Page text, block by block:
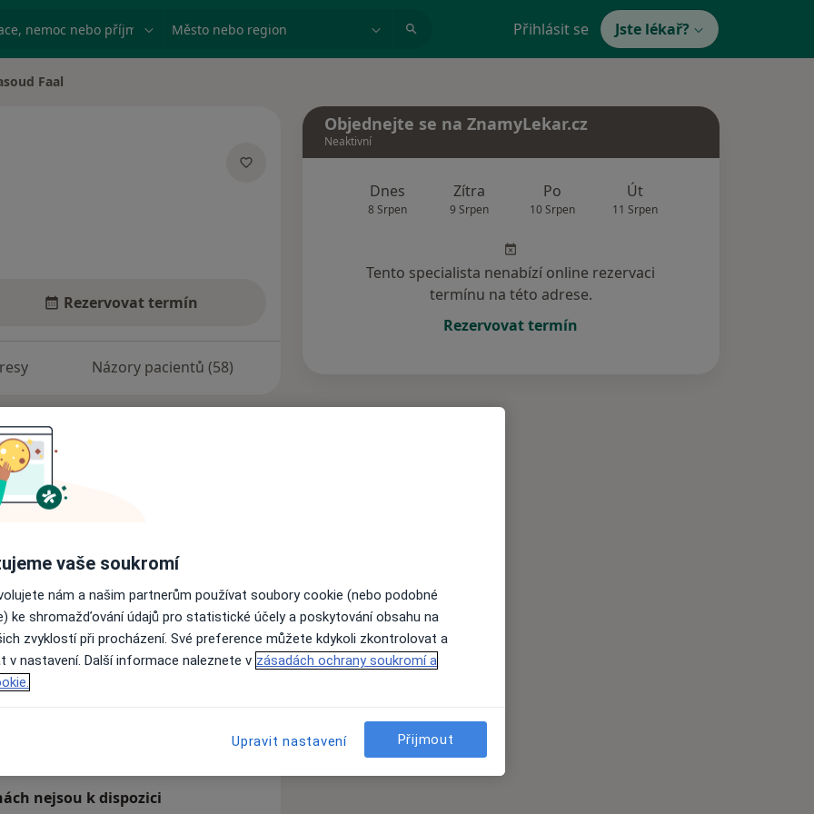
nemoc nebo příjmení Město nebo region Přihlásit se Jste lékař?
Faal
Rezervovat termín
Názory pacientů (58)
v Praze v roce 2003.
Velká Británie.
Hospital, Londýn, Velká Británie.
v Anglii jako všeobecný praktický
Clinic, Georgia, USA
nejsou k dispozici
Objednejte se na ZnamyLekar.cz
Neaktivní
Dnes
8 Srpen
Zítra
9 Srpen
Po
10 Srpen
Út
11 Srpen
Tento specialista nenabízí online rezervaci
termínu na této adrese.
Rezervovat termín
vaše soukromí
nám a našim partnerům používat soubory cookie (nebo podobné
ke shromažďování údajů pro statistické účely a poskytování obsahu na
zvyklostí při procházení. Své preference můžete kdykoli zkontrolovat a
v nastavení. Další informace naleznete v zásadách ochrany soukromí a
Upravit nastavení Přijmout